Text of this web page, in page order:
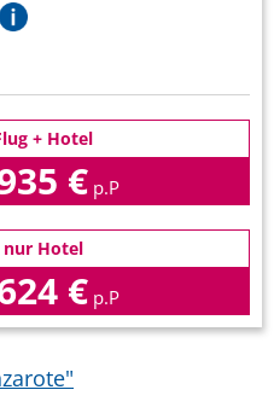
+ Hotel
€ p.P
nur Hotel
€ p.P